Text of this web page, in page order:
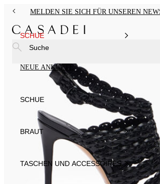
MELDEN SIE SICH FÜR UNSEREN
SCHUE
NEUE ANKÜFTE
SCHUE
BRAUT
TASCHEN UND ACCESSOIRES
Suche